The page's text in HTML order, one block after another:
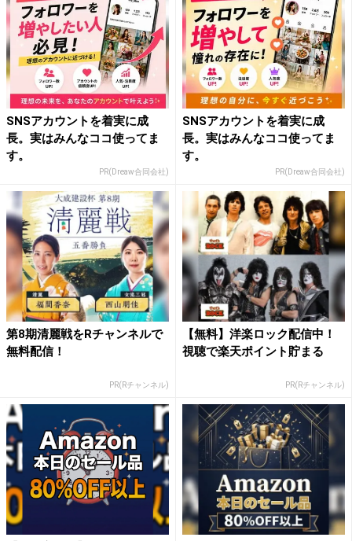
SNSアカウントを着実に成
長。実はみんなココ使ってま
す。
PR(Dreaw合同会社)
SNSアカウントを着実に成
長。実はみんなココ使ってま
す。
PR(Dreaw合同会社)
第8期清麗戦をRチャンネルで
無料配信！
PR(Rチャンネル)
【無料】洋楽ロック配信中！
視聴で楽天ポイント貯まる
PR(Rチャンネル)